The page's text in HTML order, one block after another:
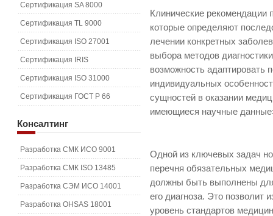
Клинические рекомендации
которые определяют
лечении конкретных
выбора методов
возможность адаптировать
индивидуальных
сущностей в оказании
имеющиеся научные
Одной из ключевых задач
перечня обязательных
должны быть выполнены
его диагноза. Это позволит
уровень стандартов
Сертификация SA 8000
Сертификация TL 9000
Сертификация ISO 27001
Сертификация IRIS
Сертификация ISO 31000
Сертификация ГОСТ Р 66
Консалтинг
Разработка СМК ИСО 9001
Разработка СМК ISO 13485
Разработка СЭМ ИСО 14001
Разработка OHSAS 18001